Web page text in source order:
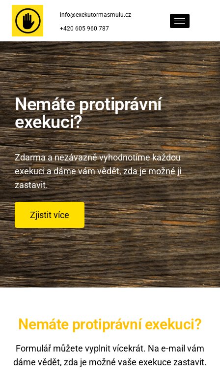
info@exekutormasmulu.cz
+420 605 960 787
Nemáte protiprávní
exekuci?
Zdarma a nezávazně vyhodnotíme každou
exekuci a dáme vám vědět, zda je možné ji
zastavit.
Zjistit více
Nemáte protiprávní exekuci?
Formulář můžete vyplnit vícekrát. Na e-mail vám
dáme vědět, zda je možné vaše exekuce zastavit.